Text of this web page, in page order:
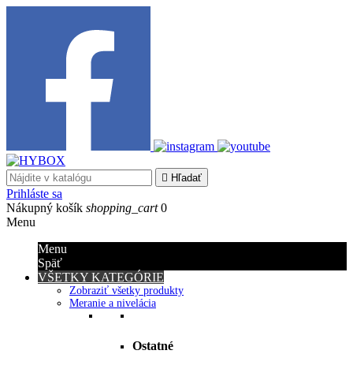
 Hľadať
Prihláste sa
Nákupný košík shopping_cart 0
Menu
Menu
Späť
VŠETKY KATEGÓRIE
Zobraziť všetky produkty
Meranie a nivelácia
Ostatné